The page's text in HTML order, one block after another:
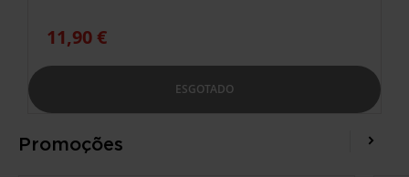
11,90 €
ESGOTADO
Promoções